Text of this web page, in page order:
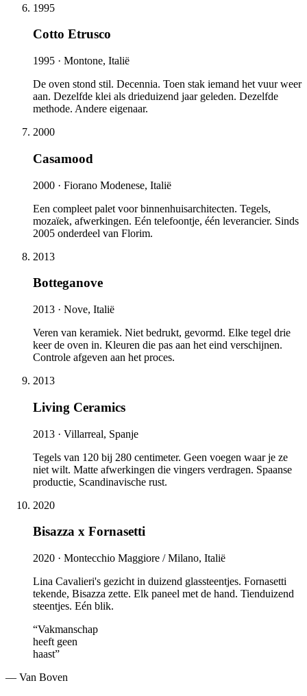
1995
Cotto Etrusco
1995 · Montone, Italië
De oven stond stil. Decennia. Toen stak iemand het vuur weer
aan. Dezelfde klei als drieduizend jaar geleden. Dezelfde
methode. Andere eigenaar.
2000
Casamood
2000 · Fiorano Modenese, Italië
Een compleet palet voor binnenhuisarchitecten. Tegels,
mozaïek, afwerkingen. Eén telefoontje, één leverancier. Sinds
2005 onderdeel van Florim.
2013
Botteganove
2013 · Nove, Italië
Veren van keramiek. Niet bedrukt, gevormd. Elke tegel drie
keer de oven in. Kleuren die pas aan het eind verschijnen.
Controle afgeven aan het proces.
2013
Living Ceramics
2013 · Villarreal, Spanje
Tegels van 120 bij 280 centimeter. Geen voegen waar je ze
niet wilt. Matte afwerkingen die vingers verdragen. Spaanse
productie, Scandinavische rust.
2020
Bisazza x Fornasetti
2020 · Montecchio Maggiore / Milano, Italië
Lina Cavalieri's gezicht in duizend glassteentjes. Fornasetti
tekende, Bisazza zette. Elk paneel met de hand. Tienduizend
steentjes. Eén blik.
“Vakmanschap
heeft geen
haast”
— Van Boven